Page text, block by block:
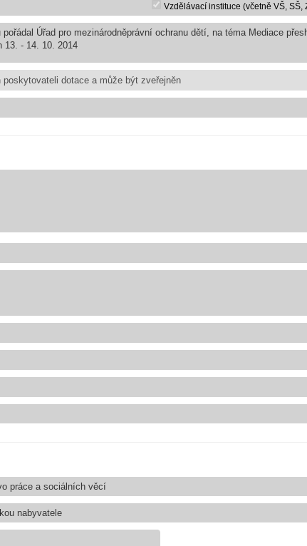
Vzdělávací instituce (včetně VŠ, SŠ,
Úřad pro mezinárodněprávní ochranu dětí, na téma Mediace
13. - 14. 10. 2014
práce a sociálních věcí
nabyvatele